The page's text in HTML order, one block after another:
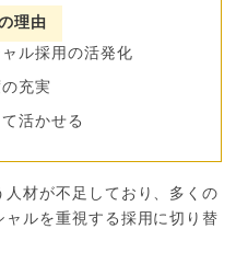
理由
ル採用の活発化
充実
活かせる
材が不足しており、多くの
ルを重視する採用に切り替